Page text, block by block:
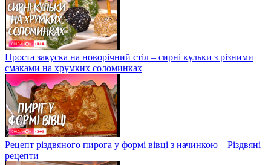
Проста закуска на новорічний стіл – сирні кульки з різними
смаками на хрумких соломинках
Рецепт різдвяного пирога у формі вівці з начинкою – Різдвяні
рецепти